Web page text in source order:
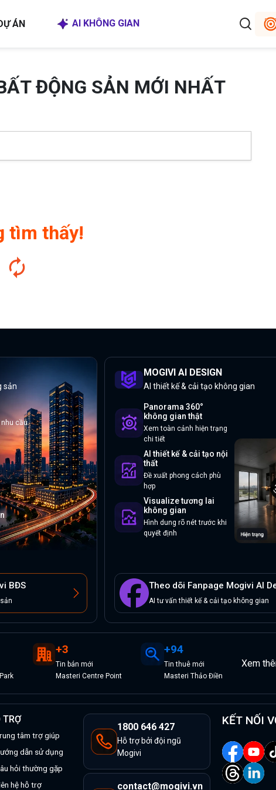
ÁN AI KHÔNG GIAN
ĐỘNG SẢN MỚI NHẤT
tìm thấy!
sản
nhu cầu
BĐS
MOGIVI AI DESIGN
AI thiết kế & cải tạo không gian
Panorama 360°
không gian thật
Xem toàn cảnh hiện trạng
chi tiết
AI thiết kế & cải tạo nội
thất
Đề xuất phong cách phù
hợp
Visualize tương lai
không gian
Hình dung rõ nét trước khi
quyết định
Theo dõi Fanpage Mogivi AI
AI tư vấn thiết kế & cải tạo không gian
+3
Tin bán mới
Masteri Centre Point
+94
Tinthuê mới
Masteri Thảo Điền
Xem
TRỢ
tâm trợ giúp
dẫn sử dụng
hỏi thường gặp
hệ hỗ trợ
1800 646 427
Hỗ trợ bởi đội ngũ
Mogivi
contact@mogivi.vn
KẾT NỐI